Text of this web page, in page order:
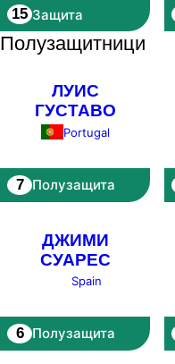
15 Защита
Полузащитници
ЛУИС
ГУСТАВО
Portugal
7 Полузащита
ДЖИМИ
СУАРЕС
Spain
6 Полузащита